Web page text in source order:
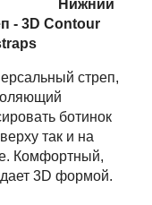
Нижний
- 3D Contour
стреп,
ботинок
так и на
Комфортный,
3D формой.